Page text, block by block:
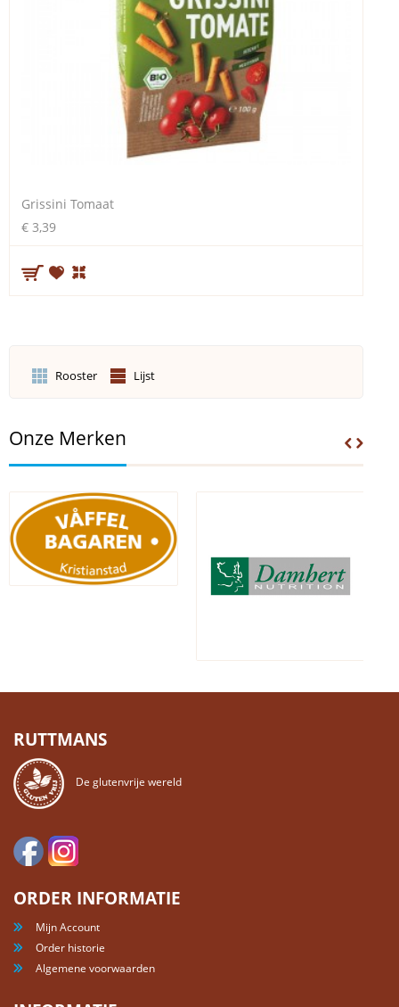
Grissini Tomaat
€ 3,39
Rooster Lijst
Onze Merken
RUTTMANS
De glutenvrije wereld
ORDER INFORMATIE
Mijn Account
Order historie
Algemene voorwaarden